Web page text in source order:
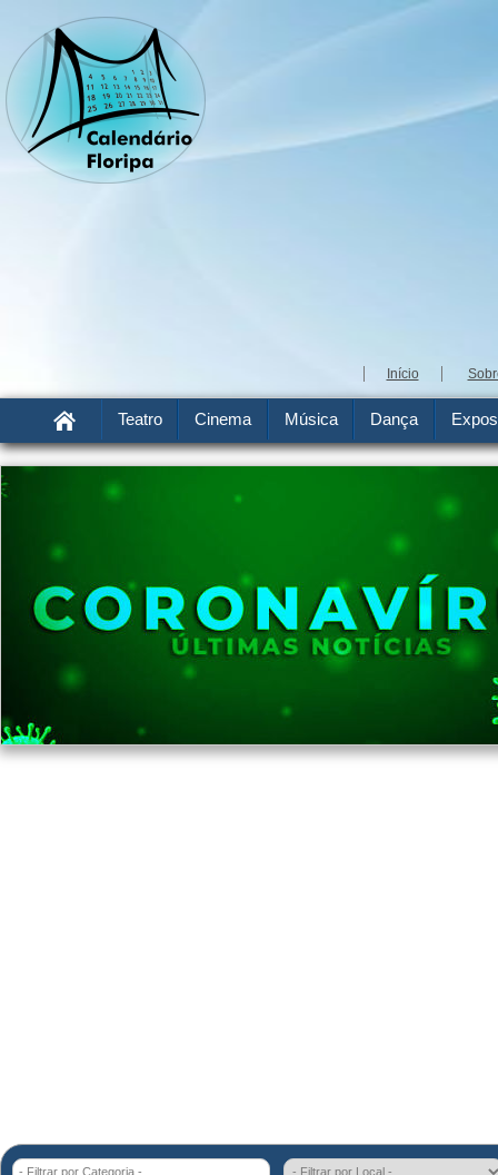
Início
Teatro Cinema Música Dança
- Filtrar por Categoria -